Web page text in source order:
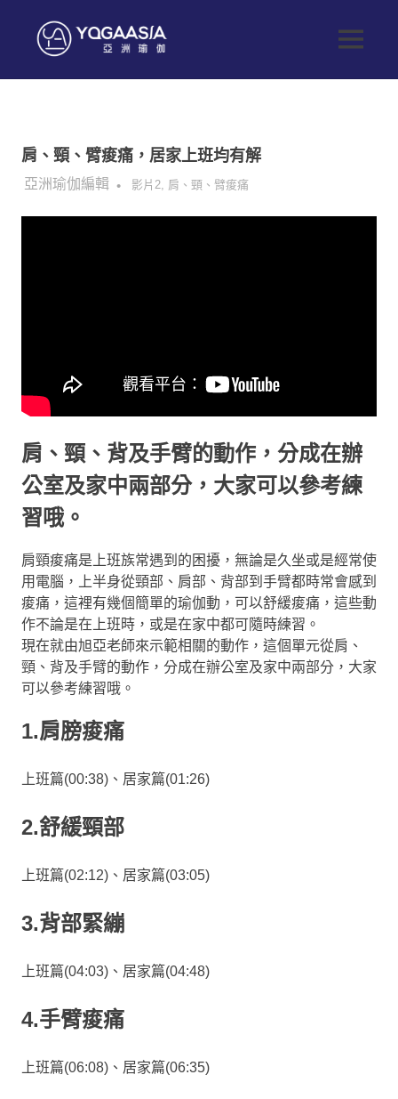
content
Asia
洲
瑜
康
這
開
MENU
肩、頸、臂痠痛，居家上班均有解
2021-05-26
亞洲瑜伽編輯 影片2, 肩、頸、臂痠痛
肩、頸、背及手臂的動作，分成在辦
公室及家中兩部分，大家可以參考練
習哦。
肩頸痠痛是上班族常遇到的困擾，無論是久坐或是經常使
用電腦，上半身從頸部、肩部、背部到手臂都時常會感到
痠痛，這裡有幾個簡單的瑜伽動，可以舒緩痠痛，這些動
作不論是在上班時，或是在家中都可隨時練習。
現在就由旭亞老師來示範相關的動作，這個單元從肩、
頸、背及手臂的動作，分成在辦公室及家中兩部分，大家
可以參考練習哦。
1.肩膀痠痛
上班篇(00:38)、居家篇(01:26)
2.舒緩頸部
上班篇(02:12)、居家篇(03:05)
3.背部緊繃
上班篇(04:03)、居家篇(04:48)
4.手臂痠痛
上班篇(06:08)、居家篇(06:35)